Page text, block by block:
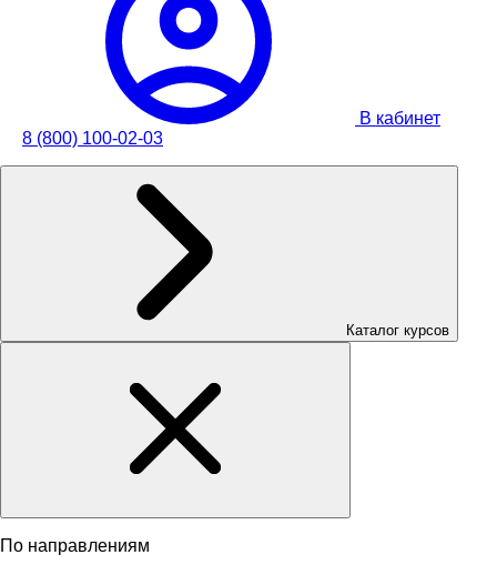
В кабинет
8 (800) 100-02-03
Каталог курсов
По направлениям